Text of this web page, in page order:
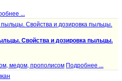
...
Свойства и дозировка пыльцы.
медом, прополисом Подробнее ...